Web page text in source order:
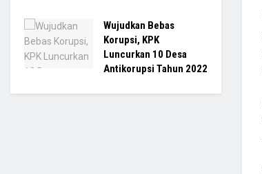
Wujudkan Bebas
Korupsi, KPK
Luncurkan 10 Desa
Antikorupsi Tahun 2022